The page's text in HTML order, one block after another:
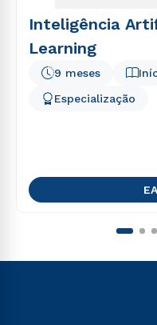
Inteligência
Learning
9 meses
Especialização